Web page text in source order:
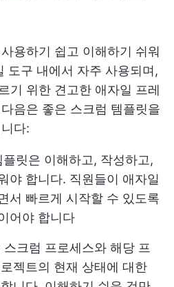
용하기 쉽고 이해하기 쉬워
도구 내에서 자주 사용되며,
기 위한 견고한 애자일 프레
음은 좋은 스크럼 템플릿을
다:
플릿은 이해하고, 작성하고,
야 합니다. 직원들이 애자일
서 빠르게 시작할 수 있도록
어야 합니다
스크럼 프로세스와 해당 프
젝트의 현재 상태에 대한